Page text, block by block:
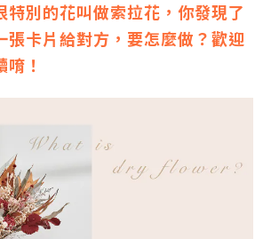
特別的花叫做索拉花，你發現了
張卡片給對方，要怎麼做？歡迎
！